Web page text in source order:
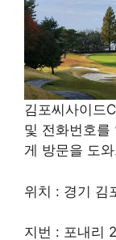
김포씨사이드
및 전화번호를
게 방문을 도
위치 : 경기 김
지번 : 포내리